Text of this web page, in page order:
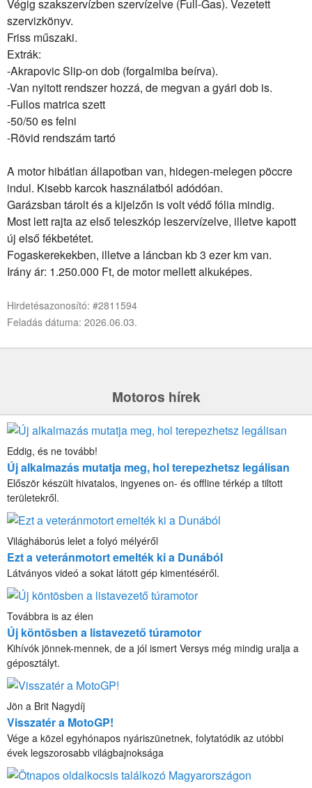
Végig szakszervízben szervízelve (Full-Gas). Vezetett
szervizkönyv.
Friss műszaki.
Extrák:
-Akrapovic Slip-on dob (forgalmiba beírva).
-Van nyitott rendszer hozzá, de megvan a gyári dob is.
-Fullos matrica szett
-50/50 es felni
-Rövid rendszám tartó
A motor hibátlan állapotban van, hidegen-melegen pöccre
indul. Kisebb karcok használatból adódóan.
Garázsban tárolt és a kijelzőn is volt védő fólia mindig.
Most lett rajta az első teleszkóp leszervízelve, illetve kapott
új első fékbetétet.
Fogaskerekekben, illetve a láncban kb 3 ezer km van.
Irány ár: 1.250.000 Ft, de motor mellett alkuképes.
Hirdetésazonosító: #2811594
Feladás dátuma: 2026.06.03.
Motoros hírek
Eddig, és ne tovább!
Új alkalmazás mutatja meg, hol terepezhetsz legálisan
Először készült hivatalos, ingyenes on- és offline térkép a tiltott
területekről.
Világháborús lelet a folyó mélyéről
Ezt a veteránmotort emelték ki a Dunából
Látványos videó a sokat látott gép kimentéséről.
Továbbra is az élen
Új köntösben a listavezető túramotor
Kihívók jönnek-mennek, de a jól ismert Versys még mindig uralja a
géposztályt.
Jön a Brit Nagydíj
Visszatér a MotoGP!
Vége a közel egyhónapos nyáriszünetnek, folytatódik az utóbbi
évek legszorosabb világbajnoksága